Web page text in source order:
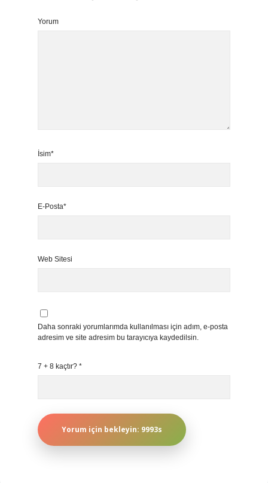
Yorum
İsim*
E-Posta*
Web Sitesi
Daha sonraki yorumlarımda kullanılması için adım, e-posta
adresim ve site adresim bu tarayıcıya kaydedilsin.
7 + 8 kaçtır? *